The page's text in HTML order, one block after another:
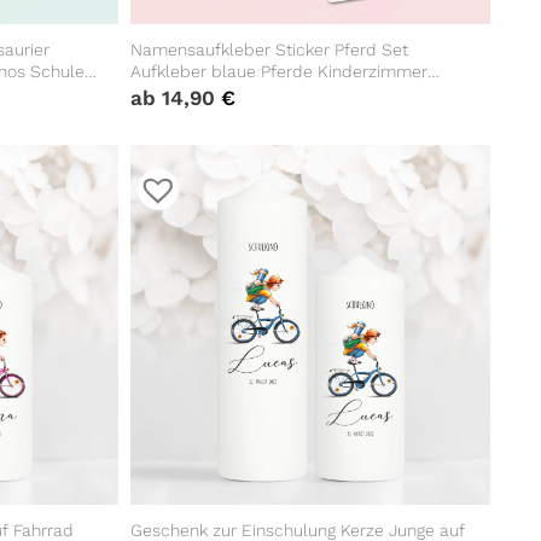
Schule
Namensaufkleber Sticker Pferd Set
Aufkleber blaue Pferde Kinderzimmer
Möbelaufkleber Aufkleberset Wunschname
Einschulung
ab 14,90 €
Fahrrad
Geschenk zur Einschulung Kerze Junge auf